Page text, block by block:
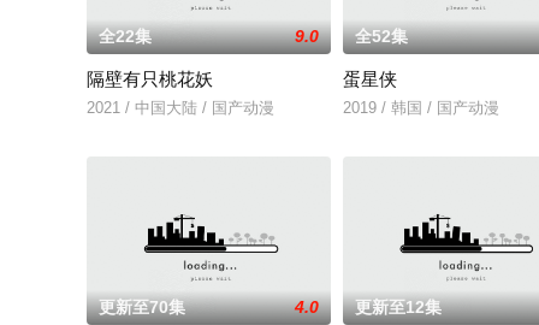
全22集 9.0
隔壁有只桃花妖
2021 / 中国大陆 / 国产动漫
全52集
蛋星侠
2019 / 韩国 / 国产动漫
更新至70集 4.0 更新至12集